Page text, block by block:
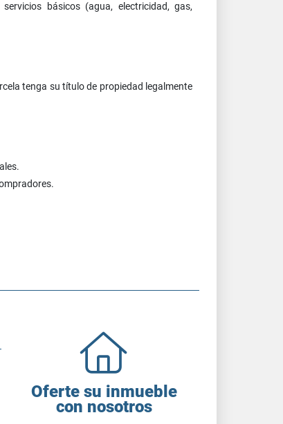
básicos (agua, electricidad, gas,
tenga su título de propiedad legalmente
Oferte su inmueble
con nosotros